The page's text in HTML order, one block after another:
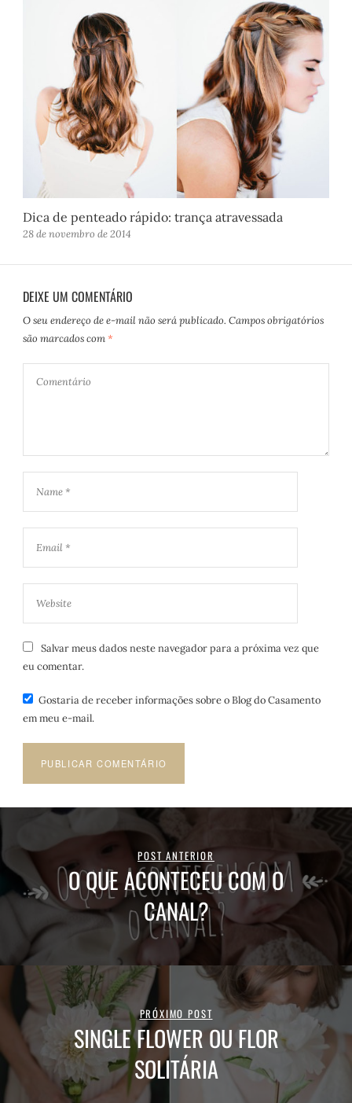
Dica de penteado rápido: trança atravessada
28 de novembro de 2014
DEIXE UM COMENTÁRIO
O seu endereço de e-mail não será publicado. Campos obrigatórios
são marcados com *
Salvar meus dados neste navegador para a próxima vez que
eu comentar.
Gostaria de receber informações sobre o Blog do Casamento
em meu e-mail.
POST ANTERIOR
O QUE ACONTECEU COM O
CANAL?
PRÓXIMO POST
SINGLE FLOWER OU FLOR
SOLITÁRIA